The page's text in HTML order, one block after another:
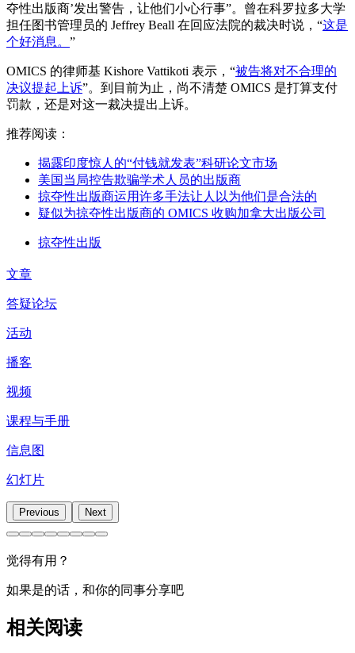
夺性出版商’发出警告，让他们小心行事”。曾在科罗拉多大学
担任图书管理员的 Jeffrey Beall 在回应法院的裁决时说，“这是
个好消息。 ”
OMICS 的律师基 Kishore Vattikoti 表示，“被告将对不合理的
决议提起上诉”。到目前为止，尚不清楚 OMICS 是打算支付
罚款，还是对这一裁决提出上诉。
推荐阅读：
揭露印度惊人的“付钱就发表”科研论文市场
美国当局控告欺骗学术人员的出版商
掠夺性出版商运用许多手法让人以为他们是合法的
疑似为掠夺性出版商的 OMICS 收购加拿大出版公司
掠夺性出版
文章
答疑论坛
活动
播客
视频
课程与手册
信息图
幻灯片
Previous Next
觉得有用？
如果是的话，和你的同事分享吧
相关阅读